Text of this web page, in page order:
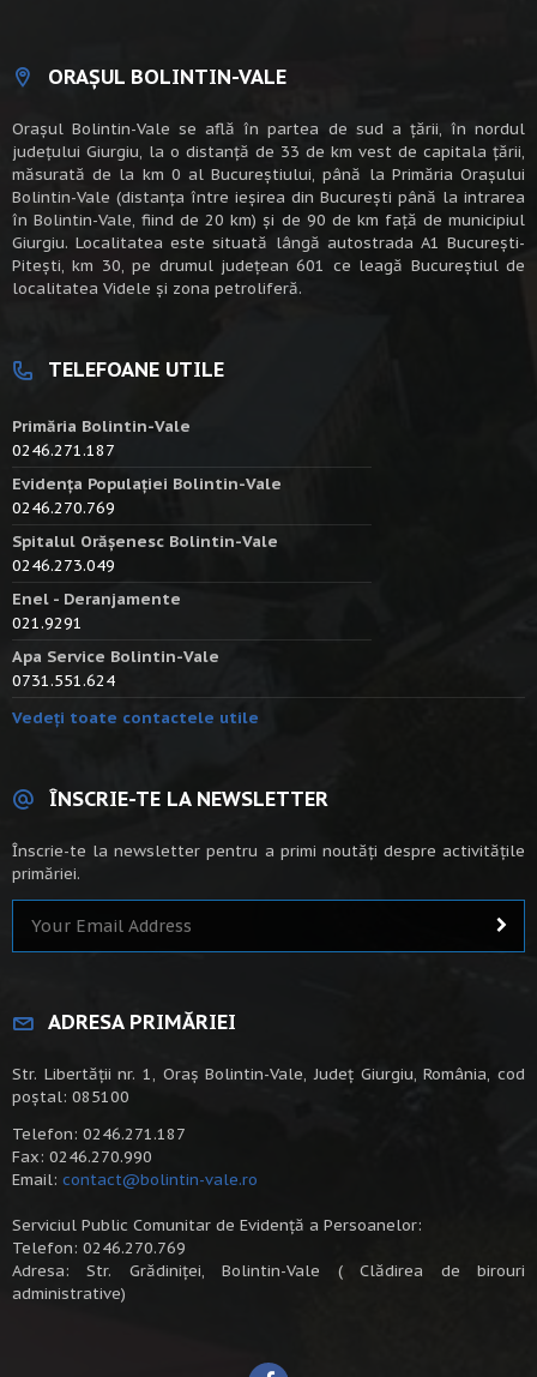
ORAȘUL BOLINTIN-VALE
Oraşul Bolintin-Vale se află în partea de sud a ţării, în nordul
judeţului Giurgiu, la o distanţă de 33 de km vest de capitala țării,
măsurată de la km 0 al Bucureștiului, până la Primăria Orașului
Bolintin-Vale (distanța între ieșirea din București până la intrarea
în Bolintin-Vale, fiind de 20 km) şi de 90 de km faţă de municipiul
Giurgiu. Localitatea este situată lângă autostrada A1 Bucureşti-
Piteşti, km 30, pe drumul judeţean 601 ce leagă Bucureştiul de
localitatea Videle şi zona petroliferă.
TELEFOANE UTILE
Primăria Bolintin-Vale
0246.271.187
Evidența Populației Bolintin-Vale
0246.270.769
Spitalul Orășenesc Bolintin-Vale
0246.273.049
Enel - Deranjamente
021.9291
Apa Service Bolintin-Vale
0731.551.624
Vedeți toate contactele utile
ÎNSCRIE-TE LA NEWSLETTER
Înscrie-te la newsletter pentru a primi noutăți despre activitățile
primăriei.
ADRESA PRIMĂRIEI
Str. Libertății nr. 1, Oraș Bolintin-Vale, Județ Giurgiu, România, cod
poștal: 085100
Telefon: 0246.271.187
Fax: 0246.270.990
Email: contact@bolintin-vale.ro
Serviciul Public Comunitar de Evidență a Persoanelor:
Telefon: 0246.270.769
Adresa: Str. Grădiniței, Bolintin-Vale ( Clădirea de birouri
administrative)